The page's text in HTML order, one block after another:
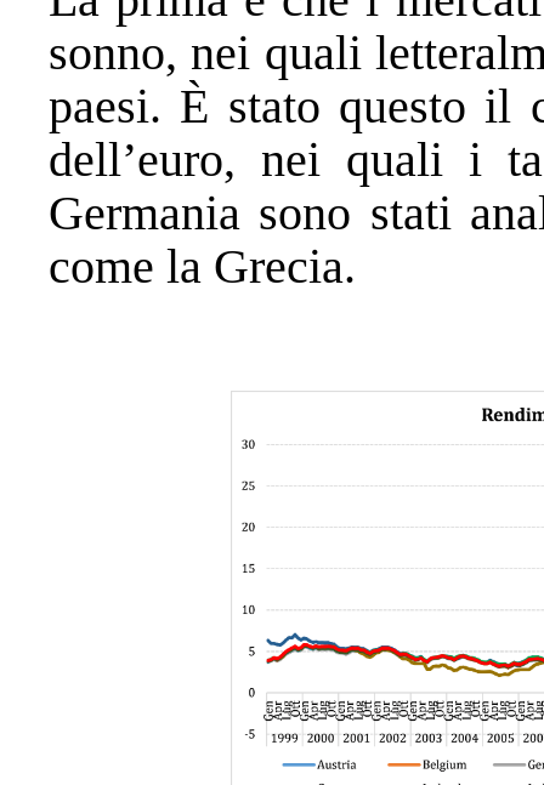
sonno, nei quali
paesi. È stato questo il
dell’euro, nei quali i
Germania sono stati
come la Grecia.